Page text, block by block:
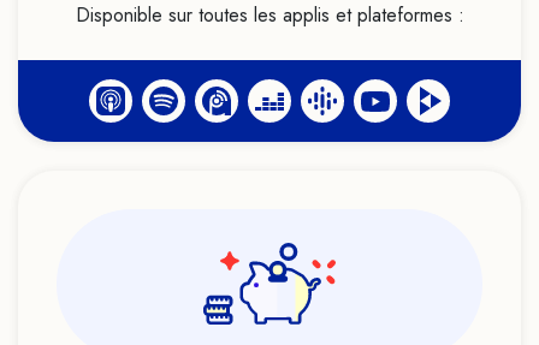
Disponible sur toutes les applis et plateformes :